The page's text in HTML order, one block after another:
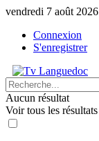
vendredi 7 août 2026
Connexion
S'enregistrer
Aucun résultat
Voir tous les résultats